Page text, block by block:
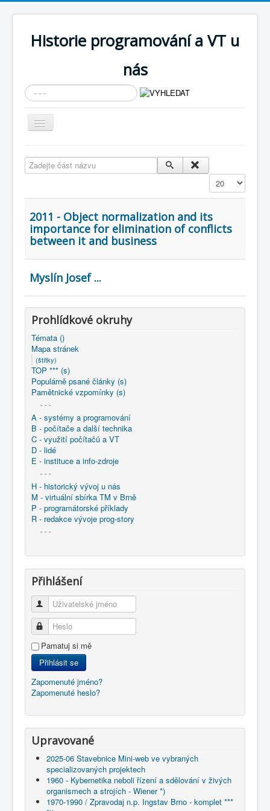
Historie programování a VT u
nás
Vyhledávání...
Přepnout
navigaci
Cíle expozice
Současnost SW a IT
KNIHOVNA
COBOL
O nás
Úvod Mapa stránek
Zadejte část názvu
Zobrazit
2011 - Object normalization and its
importance for elimination of conflicts
between it and business
Myslín Josef ...
Prohlídkové okruhy
Témata ()
Mapa stránek
(štítky)
TOP *** (s)
Populárně psané články (s)
Pamětnické vzpomínky (s)
- - -
A - systémy a programování
B - počítače a další technika
C - využití počítačů a VT
D - lidé
E - instituce a info-zdroje
- - -
H - historický vývoj u nás
M - virtuální sbírka TM v Brně
P - programátorské příklady
R - redakce vývoje prog-story
- - -
Přihlášení
Uživatelské jméno
Heslo
Pamatuj si mě
Přihlásit se
Zapomenuté jméno?
Zapomenuté heslo?
Upravované
2025-06 Stavebnice Mini-web ve vybraných
specializovaných projektech
1960 - Kybernetika neboli řízení a sdělování v živých
organismech a strojích - Wiener *)
1970-1990 / Zpravodaj n.p. Ingstav Brno - komplet ***